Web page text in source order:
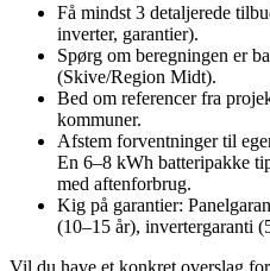
Få mindst 3 detaljerede
inverter, garantier).
Spørg om beregningen er
(Skive/Region Midt).
Bed om referencer fra
kommuner.
Afstem forventninger til
En 6–8 kWh batteripakke
med aftenforbrug.
Kig på garantier:
(10–15 år), invertergaranti
Vil du have et konkret overslag